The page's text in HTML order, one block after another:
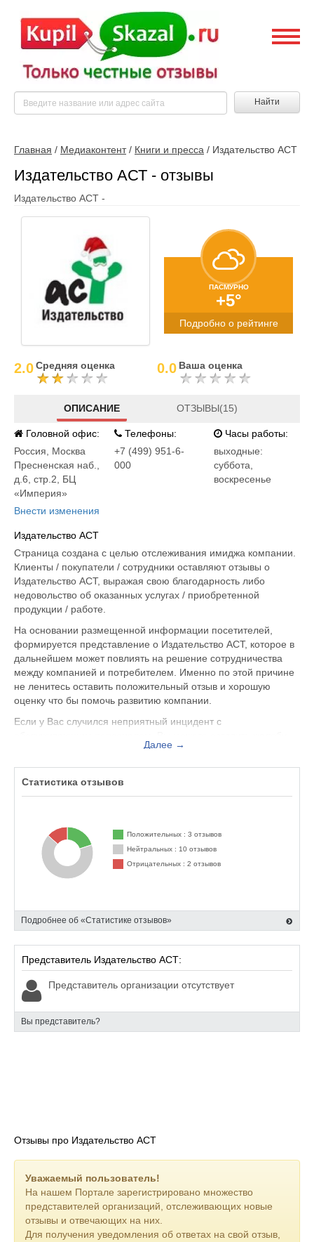
Найти
Главная / Медиаконтент/ Книги и пресса / Издательство АСТ
Издательство АСТ - отзывы
Издательство АСТ -
ПАСМУРНО
+5°
Подробно о рейтинге
2.0Средняя оценка 0.0 Ваша оценка
ОПИСАНИЕ ОТЗЫВЫ(15)
Головной офис:
Россия
Москва
Пресненская наб.,
д.6, стр.2, БЦ
«Империя»
Внести изменения
Телефоны:
+7 (499) 951-6-
000
Часы работы:
выходные:
суббота,
воскресенье
Издательство АСТ
Страница создана с целью отслеживания имиджа компании.
Клиенты / покупатели / сотрудники оставляют отзывы о
Издательство АСТ, выражая свою благодарность либо
недовольство об оказанных услугах / приобретенной
продукции / работе.
На основании размещенной информации посетителей,
формируется представление о Издательство АСТ, которое в
дальнейшем может повлиять на решение сотрудничества
между компанией и потребителем. Именно по этой причине
не ленитесь оставить положительный отзыв и хорошую
оценку что бы помочь развитию компании.
Если у Вас случился неприятный инцидент с
не только на официальном сайте www.ast.ru, но и здесь.
меры по улучшению качества предоставляемых услуг.
Издательство АСТ находится по адресу Москва Пресненская
впечатлением от посещения данного заведения с будущими
посетителями.
Далее →
Статистика отзывов
Положительных : 3 отзывов
Нейтральных : 10 отзывов
Отрицательных : 2 отзывов
Подробнее об «Статистике отзывов»
Представитель Издательство АСТ:
Представитель организации отсутствует
Вы представитель?
Отзывы про Издательство АСТ
Уважаемый пользователь!
На нашем Портале зарегистрировано множество
представителей организаций, отслеживающих новые
отзывы и отвечающих на них.
Для получения уведомления об ответах на свой отзыв,